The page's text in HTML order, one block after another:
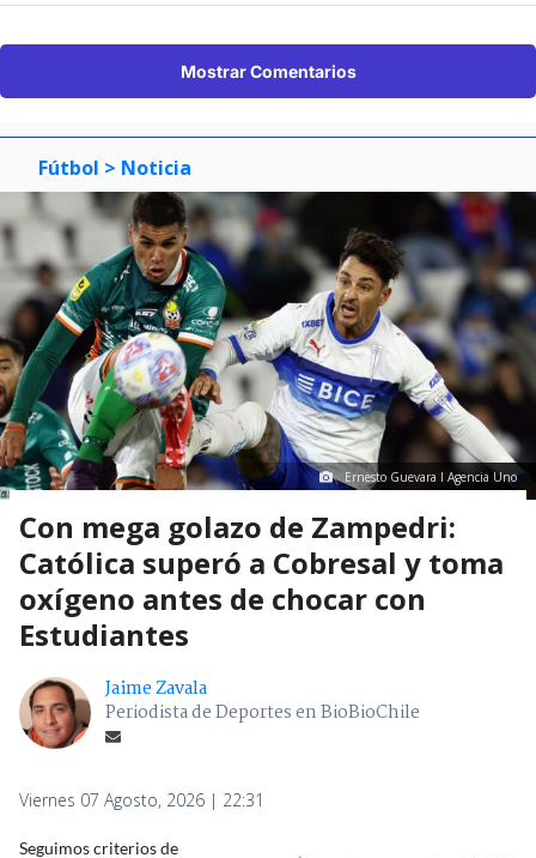
Mostrar Comentarios
Fútbol > Noticia
Ernesto Guevara I Agencia Uno
Con mega golazo de Zampedri:
Católica superó a Cobresal y toma
oxígeno antes de chocar con
Estudiantes
Jaime Zavala
Periodista de Deportes en BioBioChile
Viernes 07 Agosto, 2026 | 22:31
Seguimos criterios de